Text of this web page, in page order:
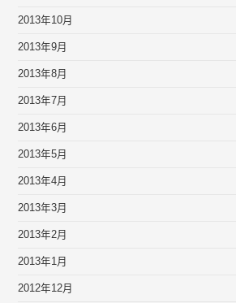
2013年10月
2013年9月
2013年8月
2013年7月
2013年6月
2013年5月
2013年4月
2013年3月
2013年2月
2013年1月
2012年12月